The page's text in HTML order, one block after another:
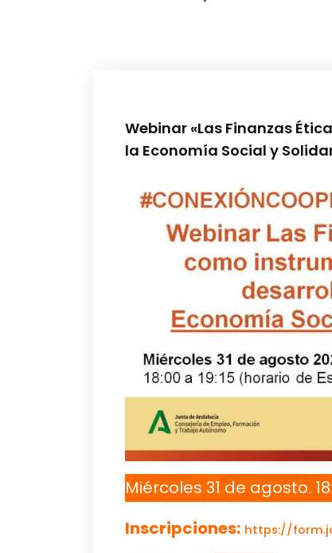
Webinar «Las Finanzas
la Economía Social y
Miércoles 31 de agosto.
Inscripciones: https://